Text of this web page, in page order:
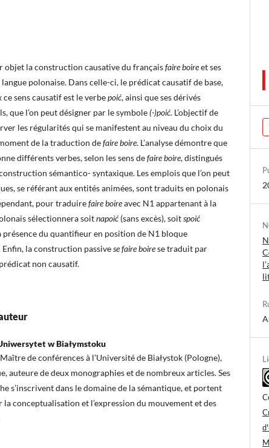
objet la construction causative du françaisfaire boireet ses
polonaise. Dans celle-ci, le prédicat causatif de base,
sens causatif est le verbepoić, ainsi que ses dérivés
que l’on peut désigner par le symbole(-)poić. L’objectif de
les régularités qui se manifestent au niveau du choix du
de la traduction defaire boire. L’analyse démontre que
différents verbes, selon les sens defaire boire, distingués
sémantico- syntaxique. Les emplois que l’on peut
se référant aux entités animées, sont traduits en polonais
pour traduirefaire boireavec N1 appartenant à la
sélectionnera soitnapoić (sans excès), soitspoić
présence du quantifieur en position de N1 bloque
Enfin, la construction passivese faire boirese traduit par
non causatif.
w Białymstoku
de conférences à l’Université de Białystok (Pologne),
auteure de deux monographies et de nombreux articles. Ses
s’inscrivent dans le domaine de la sémantique, et portent
la conceptualisation et l’expression du mouvement et des